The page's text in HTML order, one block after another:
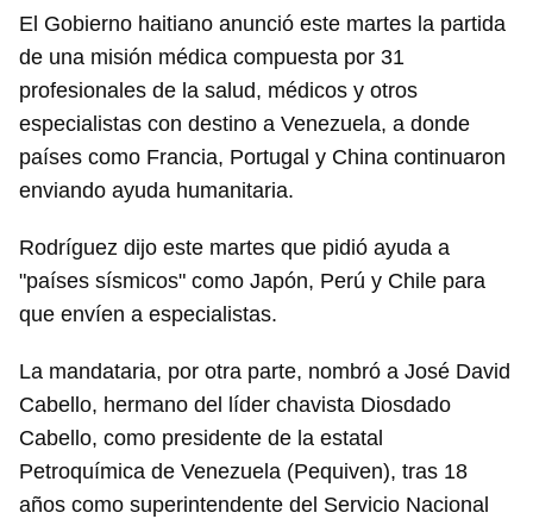
El Gobierno haitiano anunció este martes la partida
de una misión médica compuesta por 31
profesionales de la salud, médicos y otros
especialistas con destino a Venezuela, a donde
países como Francia, Portugal y China continuaron
enviando ayuda humanitaria.
Rodríguez dijo este martes que pidió ayuda a
"países sísmicos" como Japón, Perú y Chile para
que envíen a especialistas.
La mandataria, por otra parte, nombró a José David
Cabello, hermano del líder chavista Diosdado
Cabello, como presidente de la estatal
Petroquímica de Venezuela (Pequiven), tras 18
años como superintendente del Servicio Nacional